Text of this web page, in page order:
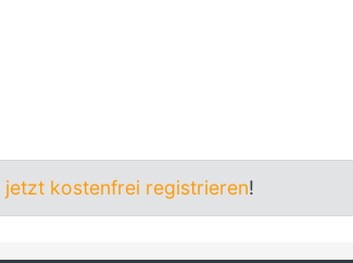
jetzt kostenfrei registrieren!